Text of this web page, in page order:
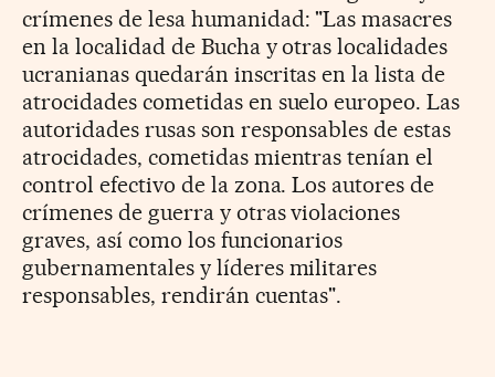
crímenes de lesa humanidad: "Las masacres
en la localidad de Bucha y otras localidades
ucranianas quedarán inscritas en la lista de
atrocidades cometidas en suelo europeo. Las
autoridades rusas son responsables de estas
atrocidades, cometidas mientras tenían el
control efectivo de la zona. Los autores de
crímenes de guerra y otras violaciones
graves, así como los funcionarios
gubernamentales y líderes militares
responsables, rendirán cuentas".